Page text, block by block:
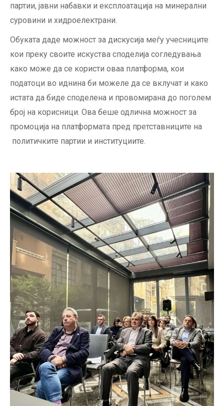
партии, јавни набавки и експлоатација на минерални
суровини и хидроелектрани.
Обуката даде можност за дискусија меѓу учесниците
кои преку своите искуства споделија согледувања
како може да се користи оваа платформа, кои
податоци во иднина би можеле да се вклучат и како
истата да биде споделена и провомирана до поголем
број на корисници. Ова беше одлична можност за
промоција на платформата пред претставниците на
политичките партии и институциите.